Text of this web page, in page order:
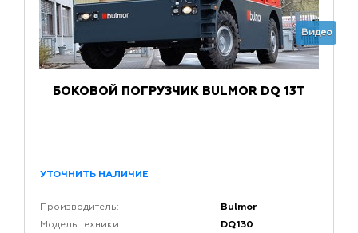
Видео
БОКОВОЙ ПОГРУЗЧИК BULMOR DQ 13Т
УТОЧНИТЬ НАЛИЧИЕ
Производитель: Bulmor
Модель техники: DQ130